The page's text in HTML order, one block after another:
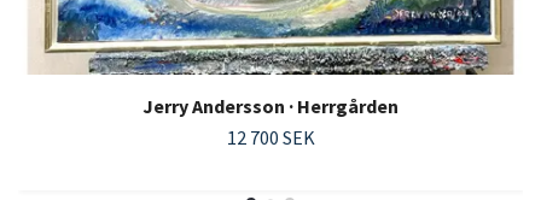
Jerry Andersson · Herrgården
12 700 SEK